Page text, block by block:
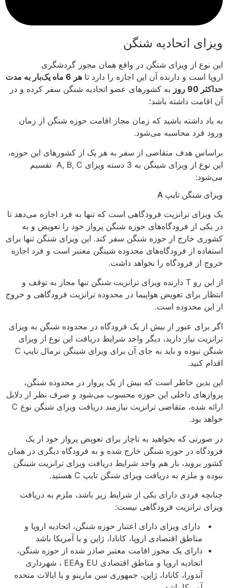
ویزای اتحادیه شنگن
این نوع از ویزای شنگن در واقع همان مجوز گردشگری
اروپا است و دارنده آن این اجازه را دارد تا
هر 6 ماه یک‌بار به مدت
حداکثر 90 روز
به کشورهای عضو اتحادیه شنگن سفر کرده و در
آن اقامت داشته باشد؛
به یاد داشته باشید که زمان مجاز اقامت حوزه شنگن از زمان
ورود فرد محاسبه می‌شود.
براساس هدف متقاضی از سفر به هر یک از کشورهای این حوزه،
این نوع از ویزای شینگن به 3 دسته ویزای A, B, C تقسیم
می‌شود:
ویزای شنگن تایپ A
یک ویزای ترانزیت فرودگاهی است که تنها به فرد اجازه می‌دهد تا
در یکی از فرودگاه‌های حوزه شنگن پرواز خود را تعویض و به
کشوری خارج از حوزه شنگن سفر کند. این ویزای شنگن تنها برای
استفاده از فرودگاه‌های محدوده شینگن معتبر است و فرد اجازه
خروج از فرودگاه را نخواهد داشت.
از این رو T دارنده ویزای ترانزیت شنگن تنها مجاز به توقف و
انتظار برای تعویض هواپیما در محدوده ترانزیت فرودگاهی و خروج
از این محدوده است.
اگر برای عبور از بیش از یک فرودگاه در محدوده شنگن به ویزای
ترانزیت نیاز دارید، دیگر واجد شرایط دریافت این نوع از ویزای
شنگن نبوده و باید به جای آن برای ویزای شینگن نرمال تایپ C
اقدام کنید.
این بدین خاطر است که بیش از یک پرواز در محدوده شنگن،
پروازهای داخلی این حوزه محسوب می‌شود و صرف نظر از دلایل
ارائه شده، متقاضی ترانزیت نیازمند دریافت ویزای شنگن نوع C
خواهد بود.
در صورتی که بخواهید به ناچار برای تعویض پرواز خود از یک
فرودگاه در حوزه شنگن خارج شده و به فرودگاه دیگری در همان
کشور بروید، باز هم واجد شرایط دریافت ویزای ترانزیت شینگن
نبوده و ملزم به دریافت ویزای شنگن تایپ C هستید.
چنانچه فردی دارای یکی از شرایط زیر باشد، ملزم به دریافت
ویزای ترانزیت فرودگاهی نیست:
دارای ویزای دارای اعتبار حوزه شنگن، اتحادیه اروپا و
مناطق اقتصادی اروپا، کانادا، ژاپن و یا آمریکا باشد
دارای یک مجوز اقامت معتبر صادر شده از حوزه شنگن،
اتحادیه اروپا و مناطق اقتصادی EU وEEA ، شهرداری
آندورا، کانادا، ژاپن، جمهوری سن مارینو و یا ایالات متحده